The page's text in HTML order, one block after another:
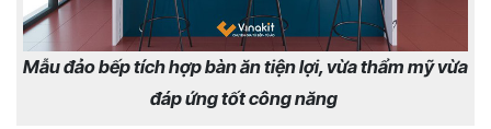
Mẫu đảo bếp tích hợp bàn ăn tiện lợi, vừa thẩm mỹ vừa
đáp ứng tốt công năng